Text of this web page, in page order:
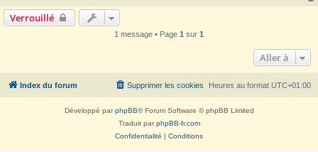
Verrouillé
1 message • Page 1 sur 1
Aller à
Index du forum Heures au format UTC+01:00
Supprimer les cookies
Développé parphpBB® Forum Software © phpBB Limited
Traduit parphpBB-fr.com
Confidentialité | Conditions